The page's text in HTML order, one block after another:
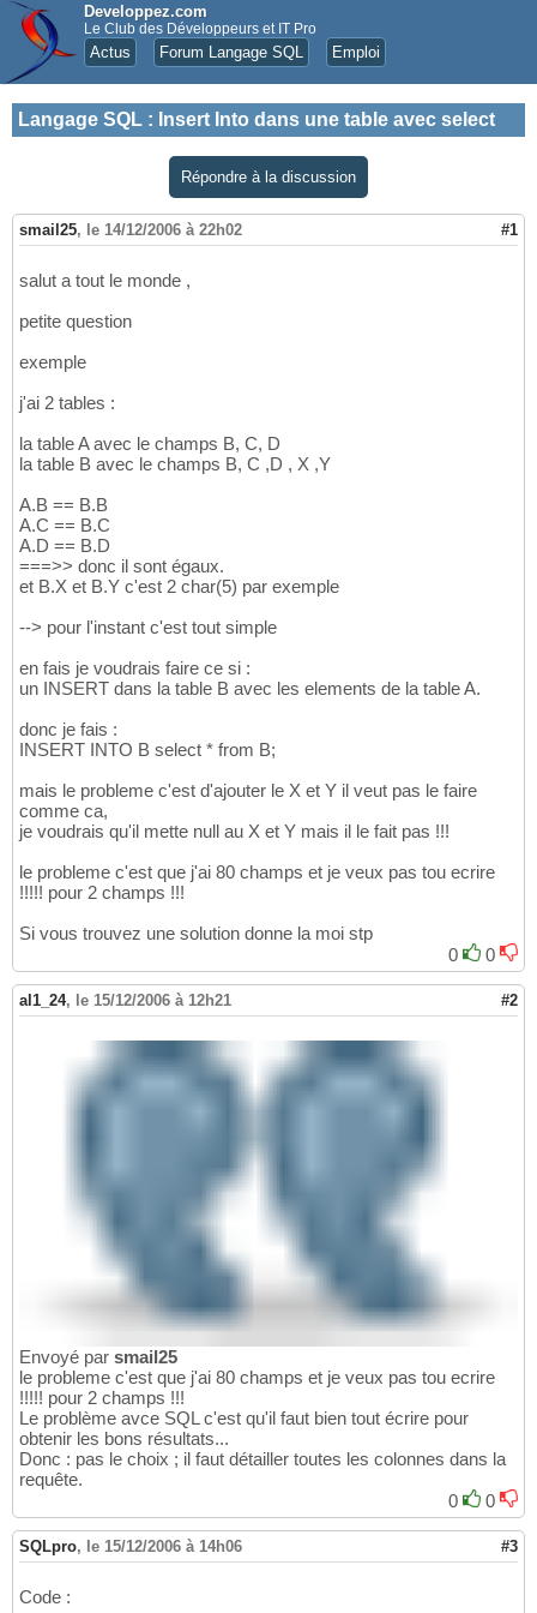
Developpez.com
Le Club des Développeurs et IT Pro
Actus Forum Langage SQL Emploi
Langage SQL : Insert Into dans une table avec select
Répondre à la discussion
smail25, le 14/12/2006 à 22h02 #1
salut a tout le monde ,
petite question
exemple
j'ai 2 tables :
la table A avec le champs B, C, D
la table B avec le champs B, C ,D , X ,Y
A.B == B.B
A.C == B.C
A.D == B.D
===>> donc il sont égaux.
et B.X et B.Y c'est 2 char(5) par exemple
--> pour l'instant c'est tout simple
en fais je voudrais faire ce si :
un INSERT dans la table B avec les elements de la table A.
donc je fais :
INSERT INTO B select * from B;
mais le probleme c'est d'ajouter le X et Y il veut pas le faire
comme ca,
je voudrais qu'il mette null au X et Y mais il le fait pas !!!
le probleme c'est que j'ai 80 champs et je veux pas tou ecrire
!!!!! pour 2 champs !!!
Si vous trouvez une solution donne la moi stp
0
0
al1_24, le 15/12/2006 à 12h21 #2
Envoyé par smail25
le probleme c'est que j'ai 80 champs et je veux pas tou ecrire
!!!!! pour 2 champs !!!
Le problème avce SQL c'est qu'il faut bien tout écrire pour
obtenir les bons résultats...
Donc : pas le choix ; il faut détailler toutes les colonnes dans la
requête.
0
0
SQLpro, le 15/12/2006 à 14h06 #3
Code :